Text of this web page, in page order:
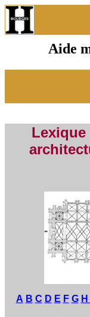
Aide
Lexique
A B C D E F G